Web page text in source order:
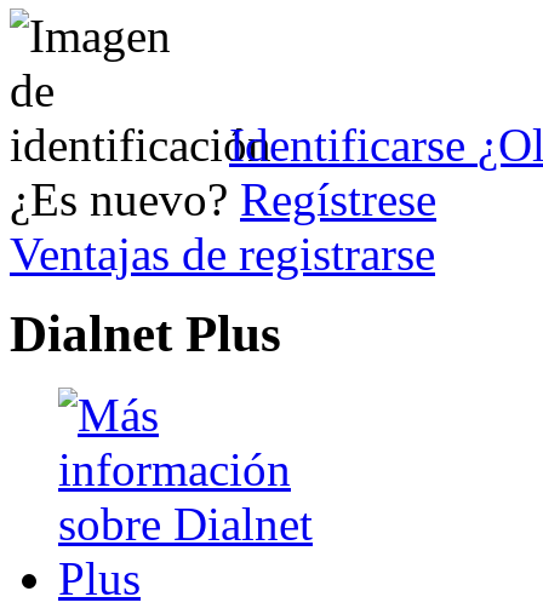
Identificarse
¿Es nuevo? Regístrese
Ventajas de registrarse
Dialnet Plus